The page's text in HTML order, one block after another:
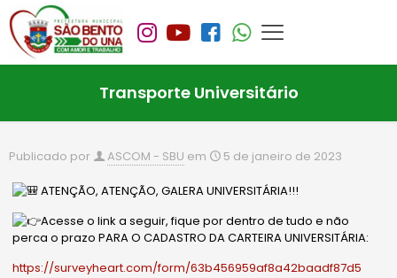
Transporte Universitário
Publicado por ASCOM - SBU em 5 de janeiro de 2023
ATENÇÃO, ATENÇÃO, GALERA UNIVERSITÁRIA!!!
Acesse o link a seguir, fique por dentro de tudo e não
perca o prazo PARA O CADASTRO DA CARTEIRA UNIVERSITÁRIA:
https://surveyheart.com/form/63b456959af8a42baadf87d5